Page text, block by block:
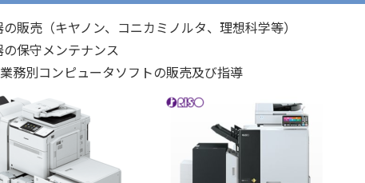
の販売（キヤノン、コニカミノルタ、理想科学等）
の保守メンテナンス
務別コンピュータソフトの販売及び指導